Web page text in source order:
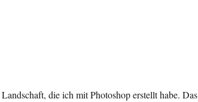
die ich mit Photoshop erstellt habe. Das